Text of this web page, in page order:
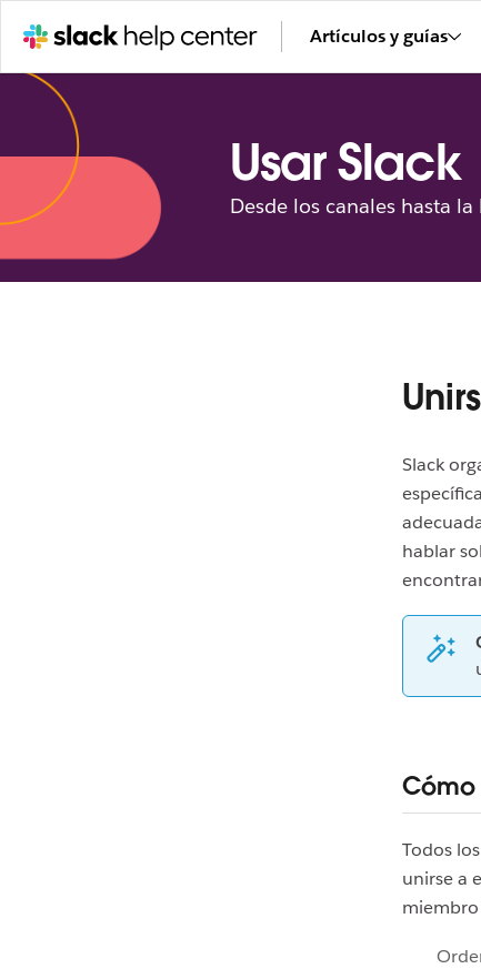
Artículos y guías
Usar Slack
Desde los canales hasta
Slack
hablar
Cómo
Todos
unirse a